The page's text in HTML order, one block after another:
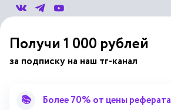
Научные статьи
Лекторий
Получи 1 000 рублей
за подписку на наш тг-канал
📚 Более 70% от цены реферата